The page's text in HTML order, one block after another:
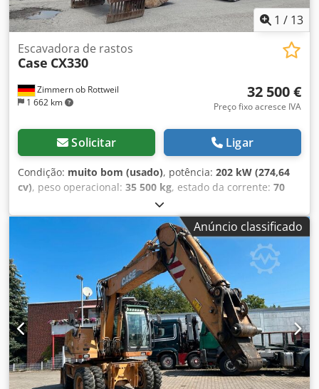
1 / 13
Zimmern ob Rottweil
1 662 km
Escavadora de rastos
Case CX330
32 500 €
Preço fixo acresce IVA
Solicitar Ligar
Condição: muito bom (usado), potência: 202 kW (274,64
cv), peso operacional: 35 500 kg, estado da corrente: 70
, Ano de fabrico:
funcionamento:9 139 h, Equipamento:ar condicionado,
CASE CX330 Ano de fabricação: 2006 Horas de operação:
9.139 horas Cabine fechada Ar condicionado Rádio
Sistema de lubrificação central Braço padrão Lança: 3,30 m
Instalação completa para ferramentas (martelo, pinça,
tesoura) Engate rápido OQ80 1 concha – 800 mm de
largura Crsdpfx Aszp Rm Reizjf 1 pinça – funcional,
necessita de reparação Conjunto de esteiras com
aproximadamente 70% de vida útil restante Placas de base
com 600 mm de largura Motor Isuzu com 202 kW
Certificação CE Dimensões para transporte: 10,8 x 3 x 3,40
m Peso operacional: 35,5 toneladas.
Anúncio classificado